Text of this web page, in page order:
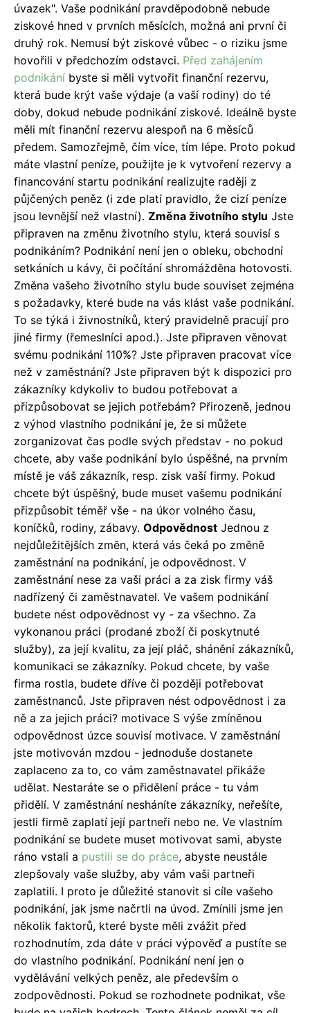
úvazek". Vaše podnikání pravděpodobně nebude
ziskové hned v prvních měsících, možná ani první či
druhý rok. Nemusí být ziskové vůbec - o riziku jsme
hovořili v předchozím odstavci. Před zahájením
podnikání byste si měli vytvořit finanční rezervu,
která bude krýt vaše výdaje (a vaší rodiny) do té
doby, dokud nebude podnikání ziskové. Ideálně byste
měli mít finanční rezervu alespoň na 6 měsíců
předem. Samozřejmě, čím více, tím lépe. Proto pokud
máte vlastní peníze, použijte je k vytvoření rezervy a
financování startu podnikání realizujte raději z
půjčených peněz (i zde platí pravidlo, že cizí peníze
jsou levnější než vlastní). Změna životního stylu Jste
připraven na změnu životního stylu, která souvisí s
podnikáním? Podnikání není jen o obleku, obchodní
setkáních u kávy, či počítání shromážděna hotovosti.
Změna vašeho životního stylu bude souviset zejména
s požadavky, které bude na vás klást vaše podnikání.
To se týká i živnostníků, který pravidelně pracují pro
jiné firmy (řemeslníci apod.). Jste připraven věnovat
svému podnikání 110%? Jste připraven pracovat více
než v zaměstnání? Jste připraven být k dispozici pro
zákazníky kdykoliv to budou potřebovat a
přizpůsobovat se jejich potřebám? Přirozeně, jednou
z výhod vlastního podnikání je, že si můžete
zorganizovat čas podle svých představ - no pokud
chcete, aby vaše podnikání bylo úspěšné, na prvním
místě je váš zákazník, resp. zisk vaší firmy. Pokud
chcete být úspěšný, bude muset vašemu podnikání
přizpůsobit téměř vše - na úkor volného času,
koníčků, rodiny, zábavy. Odpovědnost Jednou z
nejdůležitějších změn, která vás čeká po změně
zaměstnání na podnikání, je odpovědnost. V
zaměstnání nese za vaši práci a za zisk firmy váš
nadřízený či zaměstnavatel. Ve vašem podnikání
budete nést odpovědnost vy - za všechno. Za
vykonanou práci (prodané zboží či poskytnuté
služby), za její kvalitu, za její pláč, shánění zákazníků,
komunikaci se zákazníky. Pokud chcete, by vaše
firma rostla, budete dříve či později potřebovat
zaměstnanců. Jste připraven nést odpovědnost i za
ně a za jejich práci? motivace S výše zmíněnou
odpovědnost úzce souvisí motivace. V zaměstnání
jste motivován mzdou - jednoduše dostanete
zaplaceno za to, co vám zaměstnavatel přikáže
udělat. Nestaráte se o přidělení práce - tu vám
přidělí. V zaměstnání nesháníte zákazníky, neřešíte,
jestli firmě zaplatí její partneři nebo ne. Ve vlastním
podnikání se budete muset motivovat sami, abyste
ráno vstali a pustili se do práce, abyste neustále
zlepšovaly vaše služby, aby vám vaši partneři
zaplatili. I proto je důležité stanovit si cíle vašeho
podnikání, jak jsme načrtli na úvod. Zmínili jsme jen
několik faktorů, které byste měli zvážit před
rozhodnutím, zda dáte v práci výpověď a pustíte se
do vlastního podnikání. Podnikání není jen o
vydělávání velkých peněz, ale především o
zodpovědnosti. Pokud se rozhodnete podnikat, vše